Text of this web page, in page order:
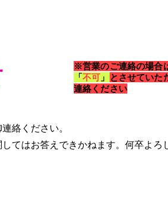
※​営業のご連絡の場合
「不可 」
とさせていた
連絡ください
絡ください。
てはお答えできかねます。何卒よろ